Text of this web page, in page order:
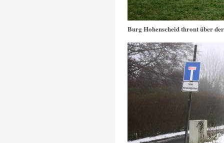
Burg Hohenscheid thront über